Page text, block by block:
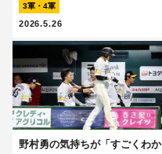
3軍・4軍
2026.5.26
野村勇の気持ちが「すごくわか